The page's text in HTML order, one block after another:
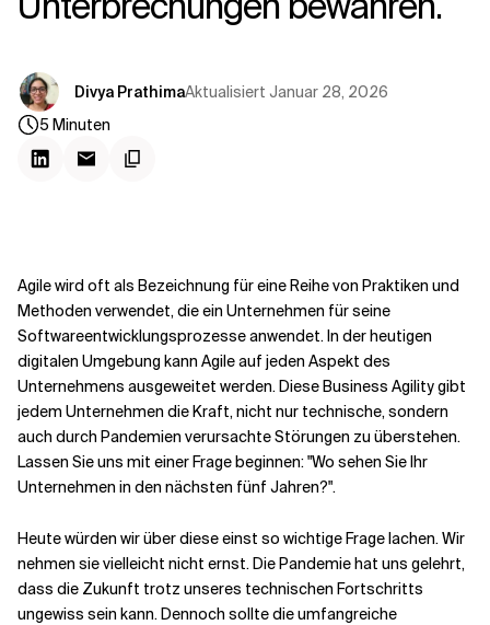
Verwandte Themen
Divya PrathimaAktualisiert Januar 28, 2026
5 Minuten
Agile wird oft als Bezeichnung für eine Reihe von Praktiken und
Methoden verwendet, die ein Unternehmen für seine
Softwareentwicklungsprozesse anwendet. In der heutigen
digitalen Umgebung kann Agile auf jeden Aspekt des
Unternehmens ausgeweitet werden. Diese Business Agility gibt
jedem Unternehmen die Kraft, nicht nur technische, sondern
auch durch Pandemien verursachte Störungen zu überstehen.
Lassen Sie uns mit einer Frage beginnen: "Wo sehen Sie Ihr
Unternehmen in den nächsten fünf Jahren?".
Heute würden wir über diese einst so wichtige Frage lachen. Wir
nehmen sie vielleicht nicht ernst. Die Pandemie hat uns gelehrt,
dass die Zukunft trotz unseres technischen Fortschritts
ungewiss sein kann. Dennoch sollte die umfangreiche